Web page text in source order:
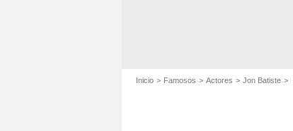
Inicio Famosos Actores Jon Batiste